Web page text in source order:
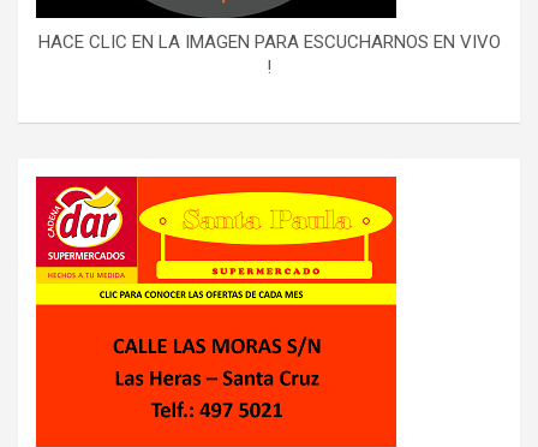
HACE CLIC EN LA IMAGEN PARA ESCUCHARNOS EN VIVO
!